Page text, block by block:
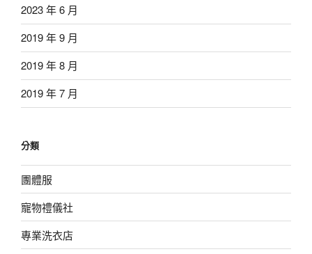
2023 年 6 月
2019 年 9 月
2019 年 8 月
2019 年 7 月
分類
團體服
寵物禮儀社
專業洗衣店